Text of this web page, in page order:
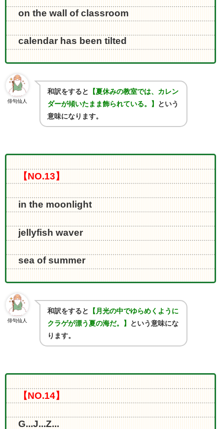
on the wall of classroom
calendar has been tilted
俳句仙人
和訳をすると
【夏休みの教室では、カレン
ダーが傾いたまま飾られている。】
という
意味になります。
【NO.13】
in the moonlight
jellyfish waver
sea of summer
俳句仙人
和訳をすると
【月光の中でゆらめくように
クラゲが漂う夏の海だ。】
という意味にな
ります。
【NO.14】
G...J...Z...